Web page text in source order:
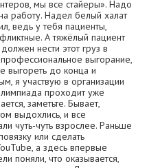
мы все стайеры». Надо
работу. Надел белый халат
ведь у тебя пациенты,
А тяжёлый пациент
нести этот груз в
выгорание,
выгореть до конца и
я участвую в организации
проходит уже
заметьте. Бывает,
выдохлись, и все
чуть-чуть взрослее. Раньше
или сделать
а здесь впервые
поняли, что оказывается,